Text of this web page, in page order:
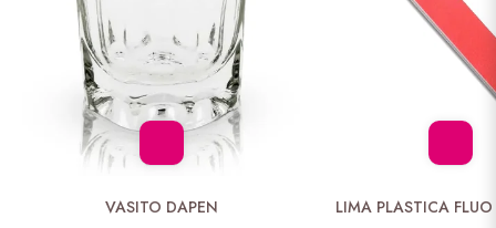
VASITO DAPEN LIMA PLASTICA